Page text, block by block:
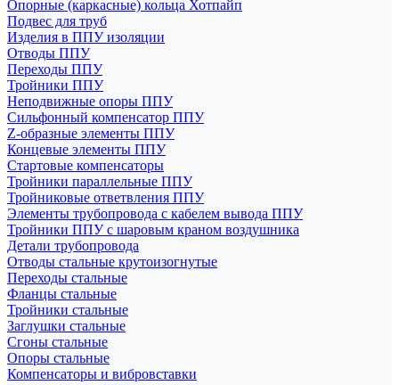
Опорные (каркасные) кольца Хотпайп
Подвес для труб
Изделия в ППУ изоляции
Отводы ППУ
Переходы ППУ
Тройники ППУ
Неподвижные опоры ППУ
Cильфонный компенсатор ППУ
Z-образные элементы ППУ
Концевые элементы ППУ
Стартовые компенсаторы
Тройники параллельные ППУ
Тройниковые ответвления ППУ
Элементы трубопровода с кабелем вывода ППУ
Тройники ППУ с шаровым краном воздушника
Детали трубопровода
Отводы стальные крутоизогнутые
Переходы стальные
Фланцы стальные
Тройники стальные
Заглушки стальные
Сгоны стальные
Опоры стальные
Компенсаторы и вибровставки